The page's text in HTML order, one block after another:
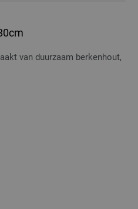
van duurzaam berkenhout,